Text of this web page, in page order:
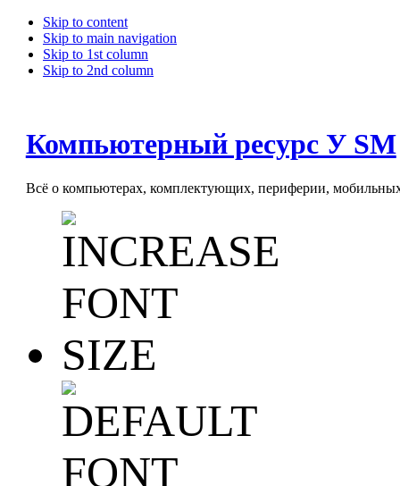
Skip to content
Skip to main navigation
Skip to 1st column
Skip to 2nd column
Компьютерный ресурс У SM
Всё о компьютерах, комплектующих, периферии, мобильных